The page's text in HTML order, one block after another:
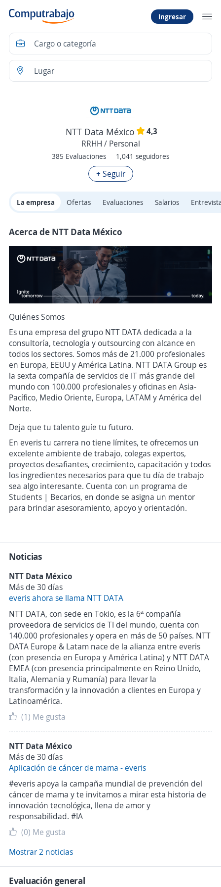
Ingresar
NTT Data México
4,3
RRHH / Personal
385 Evaluaciones 1,041 seguidores
+ Seguir
La empresa Ofertas Evaluaciones Salarios
Acerca de NTT Data México
Quiénes Somos
Es una empresa del grupo NTT DATA dedicada a la
consultoría, tecnología y outsourcing con alcance en
todos los sectores. Somos más de 21.000 profesionales
en Europa, EEUU y América Latina. NTT DATA Group es
la sexta compañía de servicios de IT más grande del
mundo con 100.000 profesionales y oficinas en Asia-
Pacífico, Medio Oriente, Europa, LATAM y América del
Norte.
Deja que tu talento guíe tu futuro.
En everis tu carrera no tiene límites, te ofrecemos un
excelente ambiente de trabajo, colegas expertos,
proyectos desafiantes, crecimiento, capacitación y todos
los ingredientes necesarios para que tu día de trabajo
sea algo interesante. Cuenta con un programa de
Students | Becarios, en donde se asigna un mentor
para brindar asesoramiento, apoyo y orientación.
Noticias
NTT Data México
Más de 30 días
everis ahora se llama NTT DATA
NTT DATA, con sede en Tokio, es la 6ª compañía
proveedora de servicios de TI del mundo, cuenta con
140.000 profesionales y opera en más de 50 países. NTT
DATA Europe & Latam nace de la alianza entre everis
(con presencia en Europa y América Latina) y NTT DATA
EMEA (con presencia principalmente en Reino Unido,
Italia, Alemania y Rumanía) para llevar la
transformación y la innovación a clientes en Europa y
Latinoamérica.
(1) Me gusta
NTT Data México
Más de 30 días
Aplicación de cáncer de mama - everis
#everis apoya la campaña mundial de prevención del
cáncer de mama y te invitamos a mirar esta historia de
innovación tecnológica, llena de amor y
responsabilidad. #IA
(0) Me gusta
Mostrar 2 noticias
Evaluación general